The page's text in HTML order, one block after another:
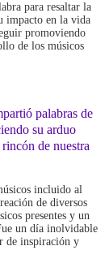
para resaltar la
impacto en la vida
promoviendo
de los músicos
palabras de
su arduo
de nuestra
incluido al
de diversos
presentes y un
un día inolvidable
de inspiración y